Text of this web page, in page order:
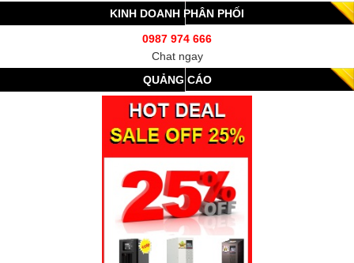
KINH DOANH PHÂN PHỐI
0987 974 666
Chat ngay
QUẢNG CÁO